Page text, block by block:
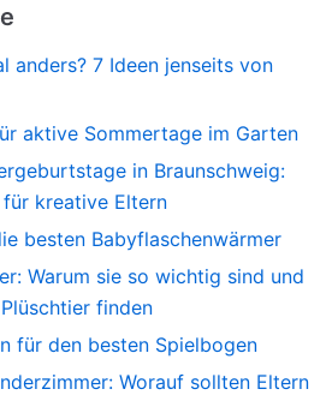
anders? 7 Ideen jenseits von
aktive Sommertage im Garten
in Braunschweig:
kreative Eltern
besten Babyflaschenwärmer
Warum sie so wichtig sind und
finden
für den besten Spielbogen
Worauf sollten Eltern